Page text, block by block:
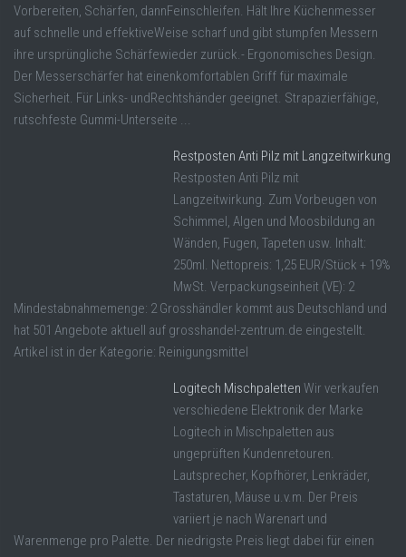
Vorbereiten, Schärfen, dannFeinschleifen. Hält Ihre Küchenmesser
auf schnelle und effektiveWeise scharf und gibt stumpfen Messern
ihre ursprüngliche Schärfewieder zurück.- Ergonomisches Design.
Der Messerschärfer hat einenkomfortablen Griff für maximale
Sicherheit. Für Links- undRechtshänder geeignet. Strapazierfähige,
rutschfeste Gummi-Unterseite ...
Restposten Anti Pilz mit Langzeitwirkung
Restposten Anti Pilz mit
Langzeitwirkung. Zum Vorbeugen von
Schimmel, Algen und Moosbildung an
Wänden, Fugen, Tapeten usw. Inhalt:
250ml. Nettopreis: 1,25 EUR/Stück + 19%
MwSt. Verpackungseinheit (VE): 2
Mindestabnahmemenge: 2 Grosshändler kommt aus Deutschland und
hat 501 Angebote aktuell auf grosshandel-zentrum.de eingestellt.
Artikel ist in der Kategorie: Reinigungsmittel
Logitech Mischpaletten Wir verkaufen
verschiedene Elektronik der Marke
Logitech in Mischpaletten aus
ungeprüften Kundenretouren.
Lautsprecher, Kopfhörer, Lenkräder,
Tastaturen, Mäuse u.v.m. Der Preis
variiert je nach Warenart und
Warenmenge pro Palette. Der niedrigste Preis liegt dabei für einen